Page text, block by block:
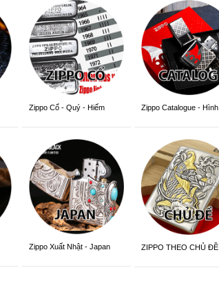
Zippo Cổ - Quý - Hiếm
Zippo Catalogue - Hình
Zippo Xuất Nhật - Japan
ZIPPO THEO CHỦ ĐỀ